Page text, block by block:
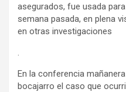
asegurados, fue usada
semana pasada, en plena
en otras investigaciones
.
En la conferencia
bocajarro el caso que